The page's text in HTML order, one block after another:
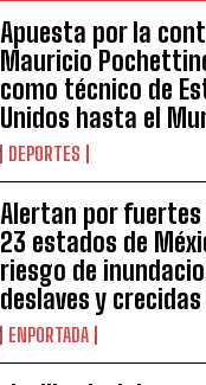
Apuesta por la
Mauricio
como técnico de
Unidos hasta el
DEPORTES
Alertan por fuertes
23 estados de
riesgo de
deslaves y
ENPORTADA